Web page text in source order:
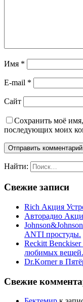
Имя *
E-mail *
Сайт
Сохранить моё имя,
последующих моих
Найти:
Свежие записи
Rich Акция
Авторадио
ANTI простуды.
Reckitt
любимых вещей.
Dr.Korner в
Свежие